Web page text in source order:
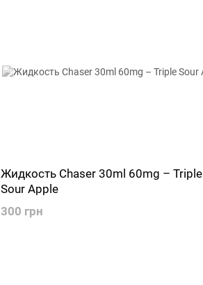
Жидкость Chaser 30ml 60mg – Triple
Sour Apple
300 грн